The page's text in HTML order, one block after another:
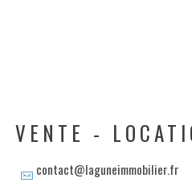
VENTE -
contact@laguneimmobilier.fr